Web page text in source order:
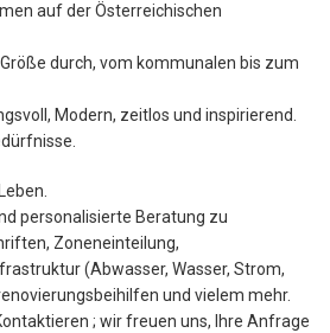
auf der Österreichischen
durch, vom kommunalen bis zum
Modern, zeitlos und inspirierend.
personalisierte Beratung zu
Zoneneinteilung,
(Abwasser, Wasser, Strom,
und vielem mehr.
; wir freuen uns, Ihre Anfrage